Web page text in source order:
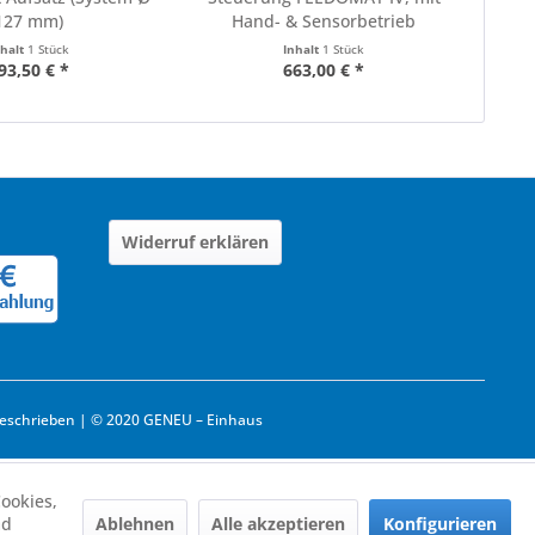
mm)
1 Stück
€ *
Hand- & Sensorbetrieb
Inhalt 1 Stück
663,00 € *
Widerruf erklären
| © 2020 GENEU – Einhaus
Ablehnen Alle akzeptieren Konfigurieren